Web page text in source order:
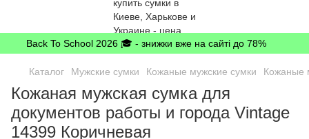
Back To School 2026 🎓 - знижки вже на сайті до 78%
Каталог Мужские сумки Кожаные мужские сумки Кожаные
Кожаная мужская сумка для
документов работы и города Vintage
14399 Коричневая